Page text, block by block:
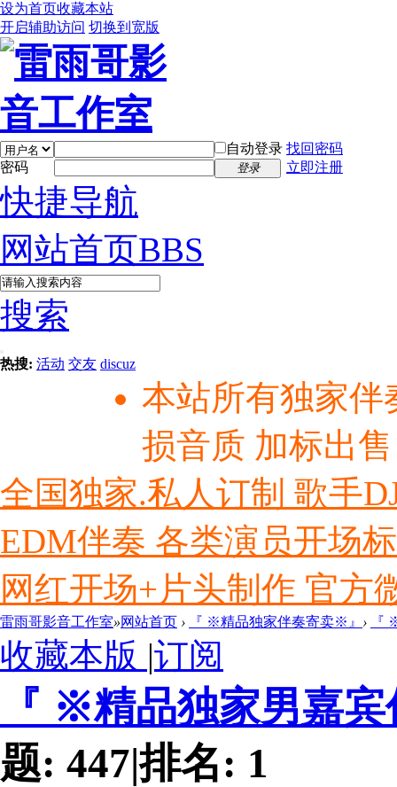
设为首页收藏本站
开启辅助访问 切换到宽版
自动登录 找回密码
密码
登录 立即注册
快捷导航
网站首页BBS
搜索
热搜: 活动 交友 discuz
本站所有独家伴
损音质 加标出
全国独家.私人订制 歌手
EDM伴奏 各类演员开场
网红开场+片头制作 官方
雷雨哥影音工作室»网站首页 › 『 ※精品独家伴奏寄卖※』 › 『
收藏本版 |订阅
『 ※精品独家男嘉
题: 447|排名: 1